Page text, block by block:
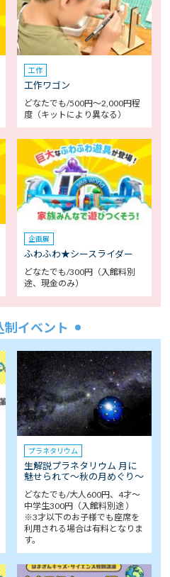
工作
工作ワゴン
どなたでも/500円～2,000円程
度（キットにより異なる）
企画展
ふわふわ★シースライダー
どなたでも/300円（入館料別
途、現金のみ）
制イベント
プラネタリウム
生解説プラネタリウム 月に
魅せられて～秋の月めぐり～
どなたでも/大人600円、4才～
中学生300円（入館料別途 ）
※3才以下のお子様でも座席を
利用される場合は有料となりま
す。